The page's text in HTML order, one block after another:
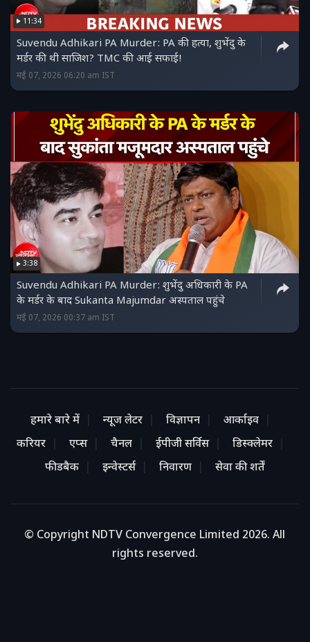
11:34
Suvendu Adhikari PA Murder: PA की हत्या, शुभेंदु के
मर्डर की थी साजिश? TMC की आई सफाई!
मई 07, 2026 06:20 am IST
3:38
Suvendu Adhikari PA Murder: शुभेंदु अधिकारी के PA
के मर्डर के बाद Sukanta Majumdar अस्पताल पहुंचे
मई 07, 2026 00:37 am IST
हमारे बारे में न्यूज लेटर विज्ञापन
आर्काइव
करियर
एप्स चैनल ईपीजी सर्विस
डिस्क्लेमर
फीडबैक
इन्वेस्टर्स निवारण सेवा की शर्तें
© Copyright NDTV Convergence Limited 2026. All
rights reserved.